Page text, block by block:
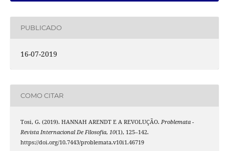
PUBLICADO
16-07-2019
COMO CITAR
Tosi, G. (2019). HANNAH ARENDT E A REVOLUÇÃO. Problemata -
Revista Internacional De Filosofia, 10(1), 125–142.
https://doi.org/10.7443/problemata.v10i1.46719